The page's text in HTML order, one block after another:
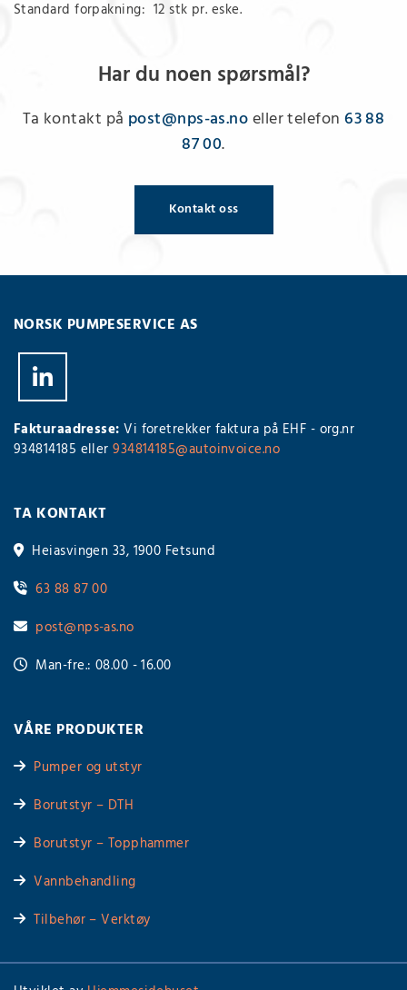
Standard forpakning: 12 stk pr. eske.
Har du noen spørsmål?
Ta kontakt på post@nps-as.noeller telefon63 88
87 00.
Kontakt oss
NORSK PUMPESERVICE AS
Fakturaadresse: Vi foretrekker faktura på EHF - org.nr
934814185 eller934814185@autoinvoice.no
TA KONTAKT
Heiasvingen 33, 1900 Fetsund
 63 88 87 00
 post@nps-as.no
 Man-fre.: 08.00 - 16.00
VÅRE PRODUKTER
 Pumper og utstyr
 Borutstyr – DTH
 Borutstyr – Topphammer
 Vannbehandling
 Tilbehør – Verktøy